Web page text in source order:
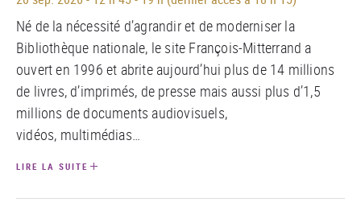
Né de la nécessité d’agrandir et de moderniser la
Bibliothèque nationale, le site François-Mitterrand a
ouvert en 1996 et abrite aujourd’hui plus de 14 millions
de livres, d’imprimés, de presse mais aussi plus d’1,5
millions de documents audiovisuels,
vidéos, multimédias…
LIRE LA SUITE